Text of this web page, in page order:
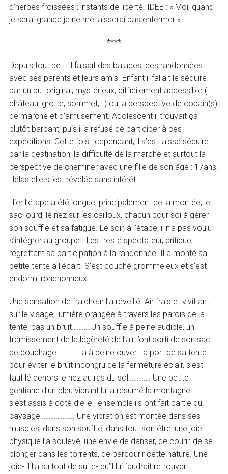
d’herbes froissées ; instants de liberté. IDEE : « Moi, quand
je serai grande je ne me laisserai pas enfermer »
****
Depuis tout petit il faisait des balades, des randonnées
avec ses parents et leurs amis. Enfant il fallait le séduire
par un but original, mystérieux, difficilement accessible (
château, grotte, sommet,…) ou la perspective de copain(s)
de marche et d’amusement. Adolescent il trouvait ça
plutôt barbant, puis il a refusé de participer à ces
expéditions. Cette fois , cependant, il s’est laissé séduire
par la destination, la difficulté de la marche et surtout la
perspective de cheminer avec une fille de son âge : 17ans.
Hélas elle s ‘est révélée sans intérêt
Hier l’étape a été longue, principalement de la montée, le
sac lourd, le nez sur les cailloux, chacun pour soi à gérer
son souffle et sa fatigue. Le soir, à l’étape, il n’a pas voulu
s’intégrer au groupe. Il est resté spectateur, critique,
regrettant sa participation à la randonnée. Il a monté sa
petite tente à l’écart. S’est couché grommeleux et s’est
endormi ronchonneux.
Une sensation de fraicheur l’a réveillé. Air frais et vivifiant
sur le visage, lumière orangée à travers les parois de la
tente, pas un bruit………..Un souffle à peine audible, un
frémissement de la légèreté de l’air l’ont sorti de son sac
de couchage………..Il a à peine ouvert la port de sa tente
pour éviter le bruit incongru de la fermeture éclair, s’est
faufilé dehors le nez au ras du sol…………. Une petite
gentiane d’un bleu vibrant lui a résumé la montagne . ……….Il
s’est assis à coté d’elle , ensemble ils ont fait partie du
paysage……………….. Une vibration est montée dans ses
muscles, dans son souffle, dans tout son être, une joie
physique l’a soulevé, une envie de danser, de courir, de se
plonger dans les torrents, de parcourir cette nature. Une
joie- il l’a su tout de suite- qu’il lui faudrait retrouver